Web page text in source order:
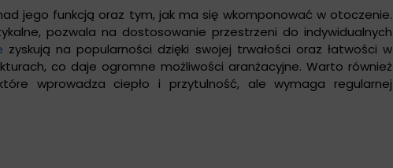
jego funkcją oraz tym, jak ma się wkomponować w otoczenie.
pozwala na dostosowanie przestrzeni do indywidualnych
zyskują na popularności dzięki swojej trwałości oraz łatwości w
co daje ogromne możliwości aranżacyjne. Warto również
wprowadza ciepło i przytulność, ale wymaga regularnej